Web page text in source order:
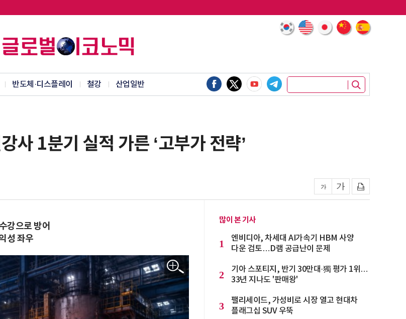
반도체·디스플레이 철강 산업일반
1분기 실적 가른 ‘고부가 전략’
강으로 방어
성 좌우
많이 본 기사
1
엔비디아, 차세대 AI가속기 HBM 사양
다운 검토…D램 공급난이 문제
2
기아 스포티지, 반기 30만대·獨 평가 1위…
33년 지나도 '판매왕'
3
팰리세이드, 가성비로 시장 열고 현대차
플래그십 SUV 우뚝